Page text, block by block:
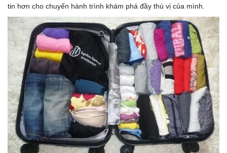
tin hơn cho chuyến hành trình khám phá đầy thú vị của mình.